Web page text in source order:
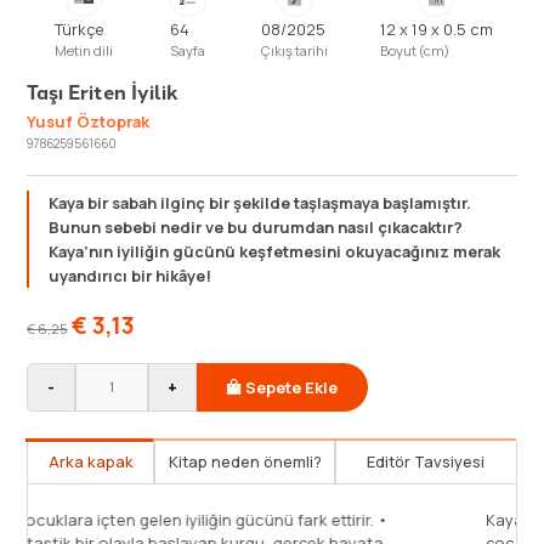
Türkçe
Metin dili
64
Sayfa
08/2025
Çıkış tarihi
12 x 19 x 0.5 cm
Boyut (cm)
Taşı Eriten İyilik
Yusuf Öztoprak
9786259561660
Kaya bir sabah ilginç bir şekilde taşlaşmaya başlamıştır.
Bunun sebebi nedir ve bu durumdan nasıl çıkacaktır?
Kaya’nın iyiliğin gücünü keşfetmesini okuyacağınız merak
uyandırıcı bir hikâye!
€6,25 €3,13
- + Sepete Ekle
Arka kapak Kitap neden önemli? Editör Tavsiyesi
•